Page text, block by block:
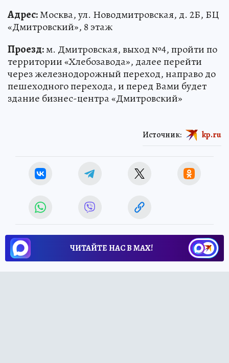
Адрес:Москва, ул. Новодмитровская, д. 2Б, БЦ
«Дмитровский», 8 этаж
Проезд:м. Дмитровская, выход №4, пройти по
территории «Хлебозавода», далее перейти
через железнодорожный переход, направо до
пешеходного перехода, и перед Вами будет
здание бизнес-центра «Дмитровский»
Источник: kp.ru
ЧИТАЙТЕ НАС В МАХ!